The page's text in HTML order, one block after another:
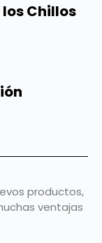
Chillos
productos,
ventajas